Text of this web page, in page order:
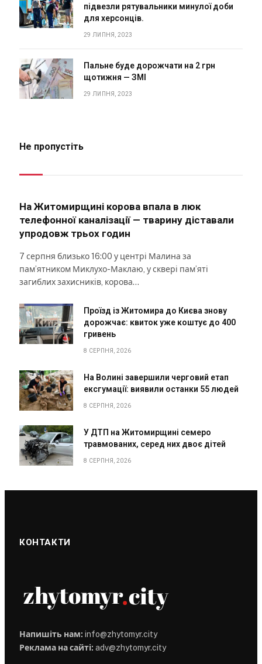
підвезли рятувальники минулої доби
для херсонців.
29 ЛИПНЯ, 2023
Пальне буде дорожчати на 2 грн
щотижня — ЗМІ
29 ЛИПНЯ, 2023
Не пропустіть
На Житомирщині корова впала в люк
телефонної каналізації — тварину діставали
упродовж трьох годин
7 серпня близько 16:00 у центрі Малина за
пам’ятником Миклухо-Маклаю, у сквері пам’яті
загиблих захисників, корова…
Проїзд із Житомира до Києва знову
дорожчає: квиток уже коштує до 400
гривень
8 СЕРПНЯ, 2026
На Волині завершили черговий етап
ексгумації: виявили останки 55 людей
8 СЕРПНЯ, 2026
У ДТП на Житомирщині семеро
травмованих, серед них двоє дітей
8 СЕРПНЯ, 2026
КОНТАКТИ
Напишіть нам: info@zhytomyr.city
Реклама на сайті: adv@zhytomyr.city